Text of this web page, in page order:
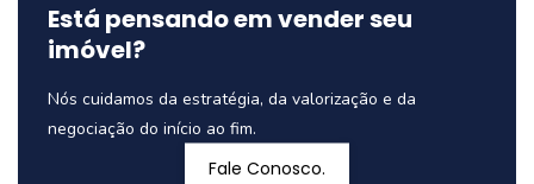
Está pensando em vender seu
imóvel?
Nós cuidamos da estratégia, da valorização e da
negociação do início ao fim.
Fale Conosco.